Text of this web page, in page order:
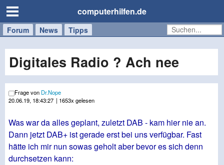
computerhilfen.de
Forum News Tipps
Handy
Tablet
Windows
Mac
Digitales Radio ? Ach nee
Frage von Dr.Nope
20.06.19, 18:43:27 | 1653x gelesen
Was war da alles geplant, zuletzt DAB - kam hier nie an.
Dann jetzt DAB+ ist gerade erst bei uns verfügbar. Fast
hätte ich mir nun sowas geholt aber bevor es sich denn
durchsetzen kann: